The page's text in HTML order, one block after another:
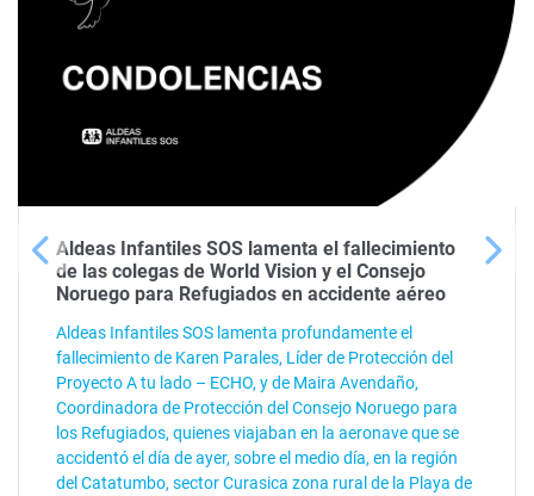
Aldeas Infantiles SOS lamenta el fallecimiento
de las colegas de World Vision y el Consejo
Noruego para Refugiados en accidente aéreo
Aldeas Infantiles SOS lamenta profundamente el
fallecimiento de Karen Parales, Líder de Protección del
Proyecto A tu lado – ECHO, y de Maira Avendaño,
Coordinadora de Protección del Consejo Noruego para
los Refugiados, quienes viajaban en la aeronave que se
accidentó el día de ayer, sobre el medio día, en la región
del Catatumbo, sector Curasica zona rural de la Playa de